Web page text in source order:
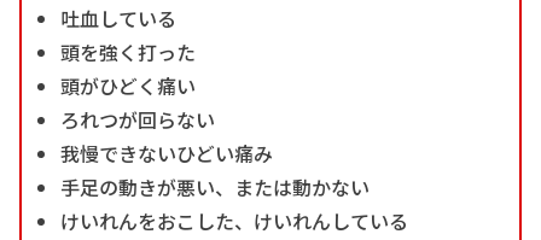
吐血している
頭を強く打った
頭がひどく痛い
ろれつが回らない
我慢できないひどい痛み
手足の動きが悪い、または動かない
けいれんをおこした、けいれんしている